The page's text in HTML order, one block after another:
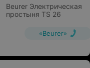
Beurer Электрическая
простыня TS 26
«Beurer»